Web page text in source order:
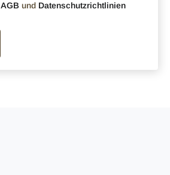
AGB und Datenschutzrichtlinien